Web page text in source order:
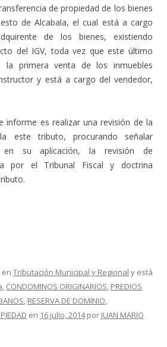
de propiedad de los bienes
de Alcabala, el cual está a cargo
de los bienes, existiendo
del IGV, toda vez que este último
la primera venta de los inmuebles
y está a cargo del vendedor,
informe es realizar una revisión de la
este tributo, procurando señalar
en su aplicación, la revisión de
por el Tribunal Fiscal y doctrina
Tributación Municipal y Regional y está
, CONDOMINOS ORIGINARIOS, PREDIOS
, RESERVA DE DOMINIO,
en 16 julio, 2014por JUAN MARIO